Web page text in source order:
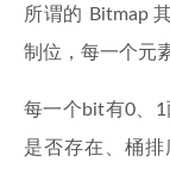
所谓的 Bitmap
制位，每一个元
每一个bit有0、1
是否存在、桶